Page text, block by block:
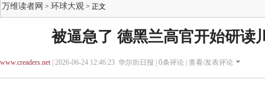
万维读者网 > 环球大观 > 正文
被逼急了 德黑兰高官开始研读
www.creaders.net| 2026-06-24 12:46:23 华尔街日报 | 0条评论 | 查看/发表评论